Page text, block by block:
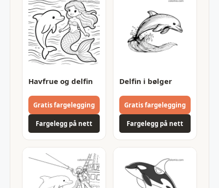
Havfrue og delfin
Gratis fargelegging
Fargelegg på nett
Delfin i bølger
Gratis fargelegging
Fargelegg på nett